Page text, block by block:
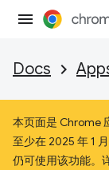
Docs
本页面是 Chrome
至少在 2025 年 1
仍可使用该功能。